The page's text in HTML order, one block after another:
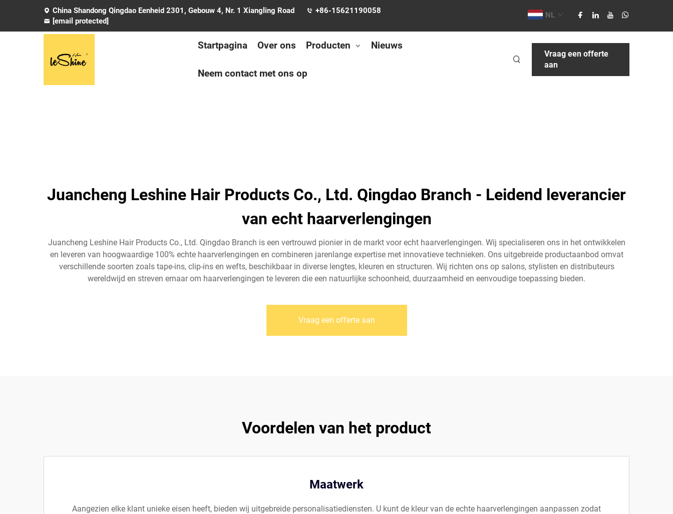
China Shandong Qingdao Eenheid 2301, Gebouw 4, Nr. 1 Xiangling Road
+86-15621190058
[email protected]
NL
Startpagina Over ons Producten Nieuws
Neem contact met ons op
Vraag een offerte
aan
Juancheng Leshine Hair Products Co., Ltd. Qingdao Branch - Leidend leverancier
van echt haarverlengingen
Juancheng Leshine Hair Products Co., Ltd. Qingdao Branch is een vertrouwd pionier in de markt voor echt haarverlengingen. Wij specialiseren ons in het ontwikkelen
en leveren van hoogwaardige 100% echte haarverlengingen en combineren jarenlange expertise met innovatieve technieken. Ons uitgebreide productaanbod omvat
verschillende soorten zoals tape-ins, clip-ins en wefts, beschikbaar in diverse lengtes, kleuren en structuren. Wij richten ons op salons, stylisten en distributeurs
wereldwijd en streven ernaar om haarverlengingen te leveren die een natuurlijke schoonheid, duurzaamheid en eenvoudige toepassing bieden.
Vraag een offerte aan
Voordelen van het product
Maatwerk
Aangezien elke klant unieke eisen heeft, bieden wij uitgebreide personalisatiediensten. U kunt de kleur van de echte haarverlengingen aanpassen zodat